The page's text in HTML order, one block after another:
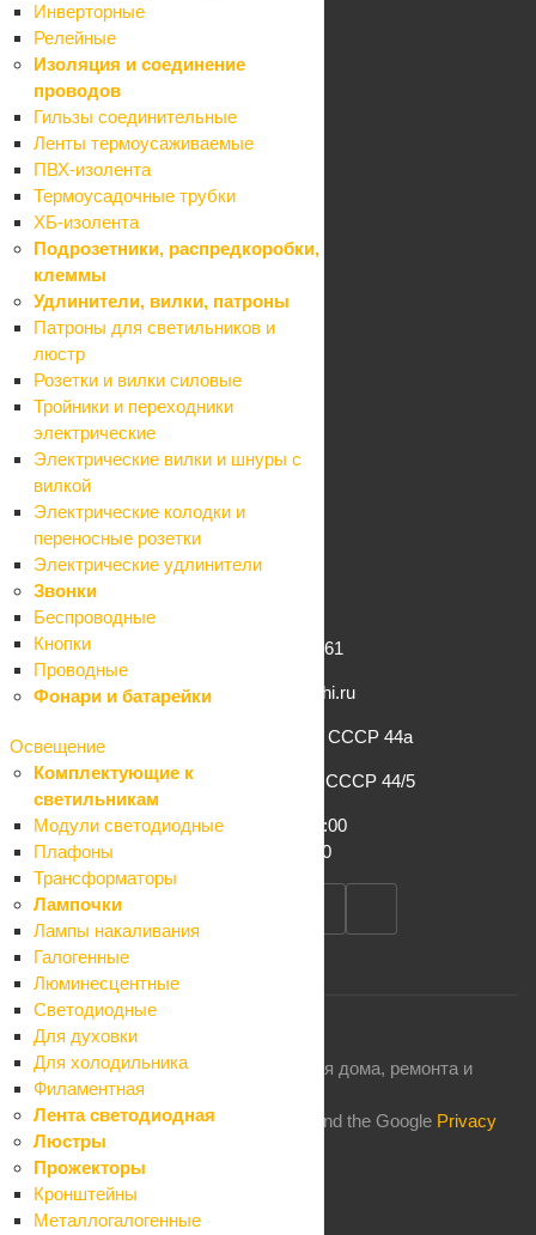
Инверторные
Релейные
Изоляция и соединение
проводов
Гильзы соединительные
Ленты термоусаживаемые
ПВХ-изолента
Термоусадочные трубки
ХБ-изолента
Подрозетники, распредкоробки,
клеммы
Удлинители, вилки, патроны
Патроны для светильников и
люстр
Розетки и вилки силовые
Тройники и переходники
электрические
Электрические вилки и шнуры с
вилкой
Электрические колодки и
переносные розетки
Электрические удлинители
Звонки
Беспроводные
Кнопки
Проводные
Фонари и батарейки
Освещение
Комплектующие к
светильникам
Модули светодиодные
Плафоны
Трансформаторы
Лампочки
Лампы накаливания
Галогенные
Люминесцентные
Светодиодные
Для духовки
Для холодильника
Филаментная
Лента светодиодная
Люстры
Прожекторы
Кронштейны
Металлогалогенные
Каталог
Акции
Бренды
Блог
Компания
О компании
Карьера
Контакты
Партнеры
Карта сайта
Информация
Контакты
Условия оплаты
Условия доставки
Гарантия на товар
Реквизиты
Политика
Помощь
Условия оплаты
Условия доставки
Гарантия на товар
Вопрос-ответ
+7 (862) 261-61-61
info@komfort-sochi.ru
г. Сочи, ул. Конституции СССР 44а
г. Сочи, ул. Конституции СССР 44/5
Пн-Сб: 8:00 – 19:00
Вс: 8:00 – 17:00
2026 © Комфорт: магазин товаров для дома, ремонта и
строительства
This site is protected by reCAPTCHA and the Google Privacy
PolicyandTerms of Service